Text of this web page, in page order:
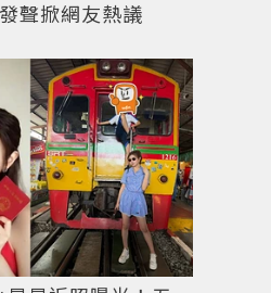
聲掀網友熱議